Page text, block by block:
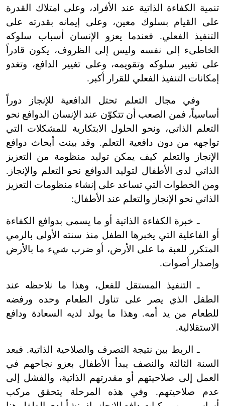
تنمية الكفاءة الذاتية عند الأفراد، وعلى امتلاك القدرة
على القيام بسلوك معين، وعلى إيمانه بقدرته على
التنفيذ الفعلي. فعندما يعزو الإنسان أسباب سلوكه
الخاطىء إلى نفسه وليس إلى الظروف، يكون قادراً
على تغيير سلوكه وتقويمه، وعلى تغيير الدافع، وتغدو
إمكانات التنفيذ الفعلي للقرار أكبر.
وفي مجال التعلم تحتل الدافعية للإنجاز دوراً
أساسياً، فمن الصعب أن تتكوّن عند الإنسان الدوافع نحو
التعلم الذاتي، ونحو الحلول الابتكارية للمشكلات التي
تواجهه من دون دافعية التعلم. وقد بينت أبحاث دوافع
الإنجاز والتعلم كيف يمكن توليد منظومة من التعزيز
الذاتي لدى الأطفال لتوليد الدوافع نحو التعلم والإنجاز.
ومن الخطوات التي تساعد على إنشاء منظومات التعزيز
الذاتي نحو الإنجاز والتعلم عند الأطفال:
ـ خبرة الكفاءة الذاتية أو ما يسمى بدوافع الكفاءة
أو الفاعلية التي يخبرها الطفل منذ سنته الأولى بالرمي
المتكرر للعبة ما على الأرض، أو ضرب شيء ما بالأرض
وإصدار أصوات.
ـ التنفيذ المستقل للفعل، وهذا ما نلاحظه عند
الطفل الذي يصر على تناول الطعام وحده ورفضه
للطعام من يد أمه. وهذا ما يولد لديه السعادة ودافع
الاستقلالية.
ـ الربط بين نتيجة التصرف والصلاحية الذاتية. فبعد
السنة الثالثة والنصف يبدأ الأطفال بعزو نجاحهم في
العمل إلى صلاحيتهم أو مقدرتهم الذاتية، والفشل إلى
عدم صلاحيتهم. وفي هذه المرحلة يتحقق مركب